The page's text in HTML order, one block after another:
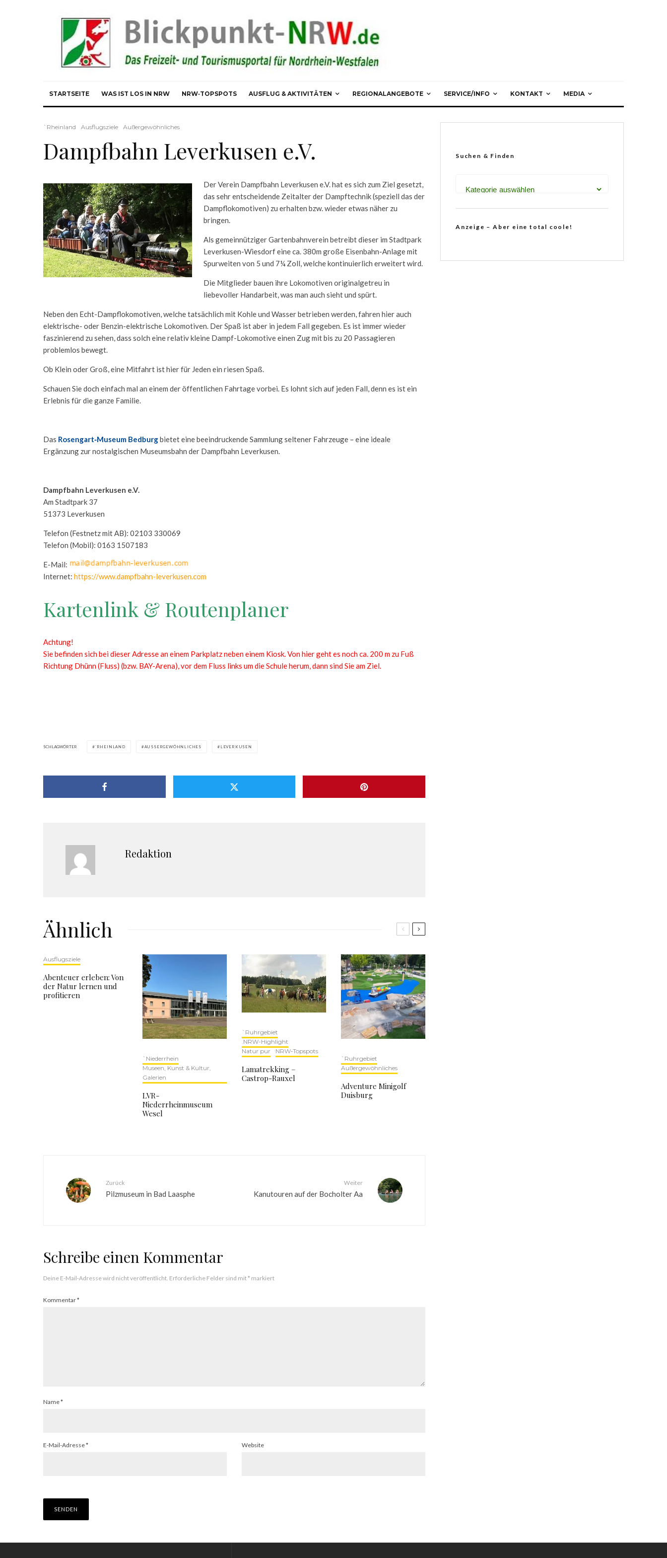
STARTSEITE WAS IST LOS IN NRW NRW‑TOPSPOTS AUSFLUG & AKTIVITÄTEN REGIONALANGEBOTE SERVICE/INFO KONTAKT MEDIA
`Rheinland Ausflugsziele Außergewöhnliches
Dampfbahn Leverkusen e.V.
Der Verein Dampfbahn Leverkusen e.V. hat es sich zum Ziel gesetzt,
das sehr entscheidende Zeitalter der Dampftechnik (speziell das der
Dampflokomotiven) zu erhalten bzw. wieder etwas näher zu
bringen.
Als gemeinnütziger Gartenbahnverein betreibt dieser im Stadtpark
Leverkusen-Wiesdorf eine ca. 380m große Eisenbahn-Anlage mit
Spurweiten von 5 und 7¼ Zoll, welche kontinuierlich erweitert wird.
Die Mitglieder bauen ihre Lokomotiven originalgetreu in
liebevoller Handarbeit, was man auch sieht und spürt.
Neben den Echt-Dampflokomotiven, welche tatsächlich mit Kohle und Wasser betrieben werden, fahren hier auch
elektrische- oder Benzin-elektrische Lokomotiven. Der Spaß ist aber in jedem Fall gegeben. Es ist immer wieder
faszinierend zu sehen, dass solch eine relativ kleine Dampf-Lokomotive einen Zug mit bis zu 20 Passagieren
problemlos bewegt.
Ob Klein oder Groß, eine Mitfahrt ist hier für Jeden ein riesen Spaß.
Schauen Sie doch einfach mal an einem der öffentlichen Fahrtage vorbei. Es lohnt sich auf jeden Fall, denn es ist ein
Erlebnis für die ganze Familie.
Das Rosengart‑Museum Bedburgbietet eine beeindruckende Sammlung seltener Fahrzeuge – eine ideale
Ergänzung zur nostalgischen Museumsbahn der Dampfbahn Leverkusen.
Dampfbahn Leverkusen e.V.
Am Stadtpark 37
51373 Leverkusen
Telefon (Festnetz mit AB): 02103 330069
Telefon (Mobil): 0163 1507183
E-Mail:
Internet: https://www.dampfbahn-leverkusen.com
Kartenlink & Routenplaner
Achtung!
Sie befinden sich bei dieser Adresse an einem Parkplatz neben einem Kiosk. Von hier geht es noch ca. 200 m zu Fuß
Richtung Dhünn (Fluss) (bzw. BAY-Arena), vor dem Fluss links um die Schule herum, dann sind Sie am Ziel.
SCHLAGWÖRTER `RHEINLAND AUSSERGEWÖHNLICHES LEVERKUSEN
Redaktion
Ähnlich
Ausflugsziele
Abenteuer erleben: Von
der Natur lernen und
profitieren
`Niederrhein
Museen, Kunst & Kultur,
Galerien
LVR-
Niederrheinmuseum
Wesel
`Ruhrgebiet
.NRW-Highlight
Natur pur
NRW‑Topspots
Lamatrekking –
Castrop-Rauxel
`Ruhrgebiet
Außergewöhnliches
Adventure Minigolf
Duisburg
Zurück
Pilzmuseum in Bad Laasphe
Weiter
Kanutouren auf der Bocholter Aa
Schreibe einen Kommentar
Deine E-Mail-Adresse wird nicht veröffentlicht. Erforderliche Felder sind mit* markiert
Kommentar*
Name*
E-Mail-Adresse* Website
Suchen & Finden
Anzeige – Aber eine total coole!